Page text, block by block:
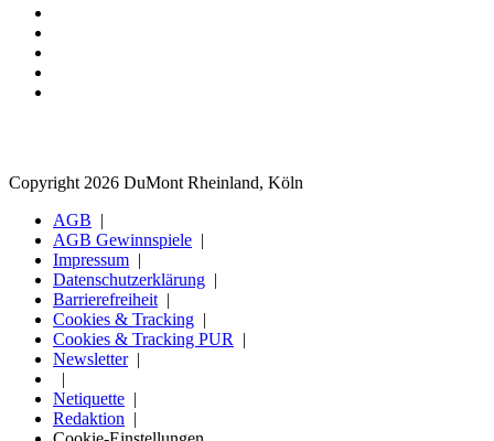
Copyright 2026 DuMont Rheinland, Köln
AGB
AGB Gewinnspiele
Impressum
Datenschutzerklärung
Barrierefreiheit
Cookies & Tracking
Cookies & Tracking PUR
Newsletter
Netiquette
Redaktion